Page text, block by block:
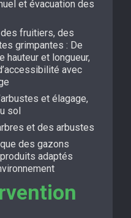
et évacuation des
fruitiers, des
grimpantes : De
hauteur et longueur,
avec
et élagage,
sol
et des arbustes
des gazons
adaptés